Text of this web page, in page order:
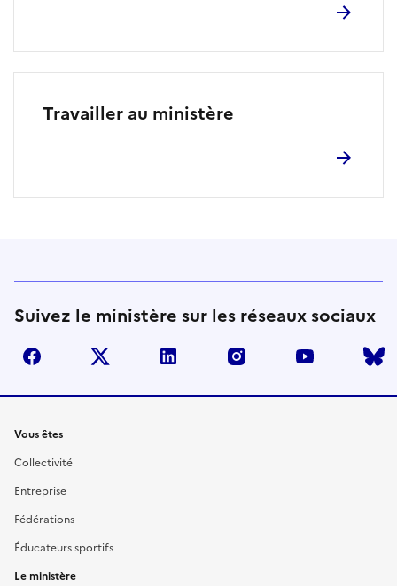
Travailler au ministère
Suivez le ministère sur les réseaux sociaux
facebook twitter linkedin instagram youtube
Liens
Vous êtes
Collectivité
Entreprise
Fédérations
Éducateurs sportifs
Le ministère